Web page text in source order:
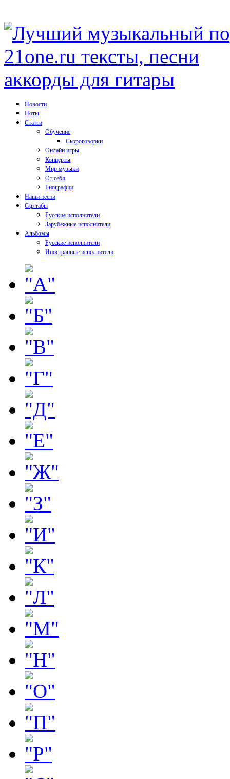
Новости
Ноты
Статьи
Обучение
Скороговорки
Онлайн игры
Концерты
Мир музыки
От себя
Биографии
Наши песни
Gtp табы
Русские исполнители
Зарубежные исполнители
Альбомы
Русские исполнители
Иностранные исполнители